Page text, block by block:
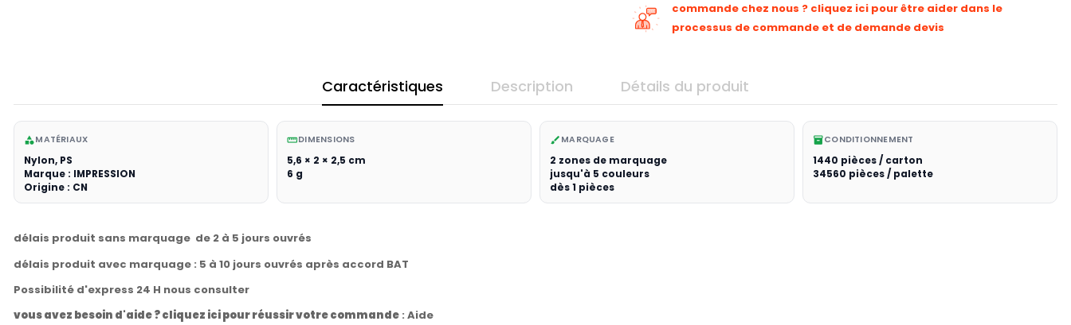
commande chez nous ? cliquez ici pour être aider dans le
processus de commande et de demande devis
Caractéristiques Description Détails du produit
categoryMATÉRIAUX
Nylon, PS
Marque : IMPRESSION
Origine : CN
straightenDIMENSIONS
5,6 × 2 × 2,5 cm
6 g
brush MARQUAGE
2 zones de marquage
jusqu'à 5 couleurs
dès 1 pièces
inventory_2CONDITIONNEMENT
1440 pièces / carton
34560 pièces / palette
délais produit sans marquage de 2 à 5 jours ouvrés
délais produit avec marquage : 5 à 10 jours ouvrés après accord BAT
Possibilité d'express 24 H nous consulter
vous avez besoin d'aide ? cliquez ici pour réussir votre commande : Aide